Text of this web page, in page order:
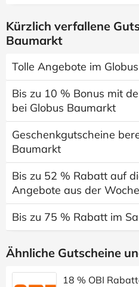
Kürzlich verfallene
Baumarkt
Tolle Angebote im
Bis zu 10 % Bonus mit
bei Globus Baumarkt
Geschenkgutscheine
Baumarkt
Bis zu 52 % Rabatt auf
Angebote aus der
Bis zu 75 % Rabatt im
Ähnliche Gutscheine
18 % OBI